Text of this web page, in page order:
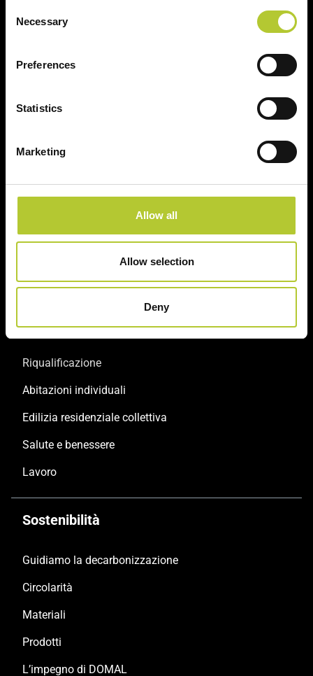
Selection
Necessary
Preferences
Statistics
Marketing
Allow all
Allow selection
Deny
Sistemi scorrevoli
Sistemi oscuranti
Servizi
Maestri Serramentisti Domal
Progettisti
Ispirazioni
Riqualificazione
Abitazioni individuali
Edilizia residenziale collettiva
Salute e benessere
Lavoro
Sostenibilità
Guidiamo la decarbonizzazione
Circolarità
Materiali
Prodotti
L’impegno di DOMAL